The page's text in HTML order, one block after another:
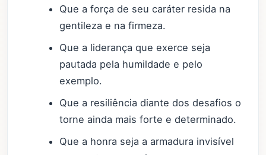
Que a força de seu caráter resida na
gentileza e na firmeza.
Que a liderança que exerce seja
pautada pela humildade e pelo
exemplo.
Que a resiliência diante dos desafios o
torne ainda mais forte e determinado.
Que a honra seja a armadura invisível